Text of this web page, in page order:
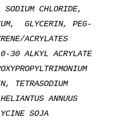
SODIUM CHLORIDE,
GLYCERIN, PEG-
ACRYLATES
30 ALKYL ACRYLATE
TETRASODIUM
ANNUUS
SOJA